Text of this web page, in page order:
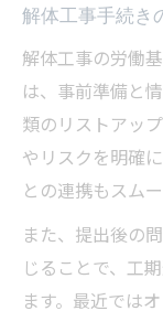
解体工事手続き
解体工事の労働
は、事前準備と
類のリストアッ
やリスクを明確
との連携もスム
また、提出後の
じることで、工
ます。最近では